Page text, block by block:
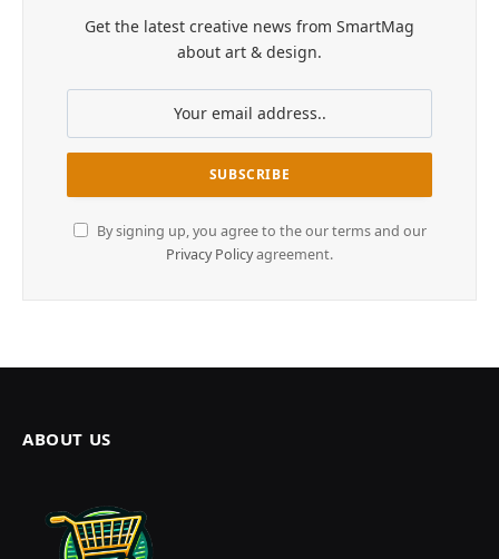
Get the latest creative news from SmartMag
about art & design.
By signing up, you agree to the our terms and our
Privacy Policyagreement.
ABOUT US